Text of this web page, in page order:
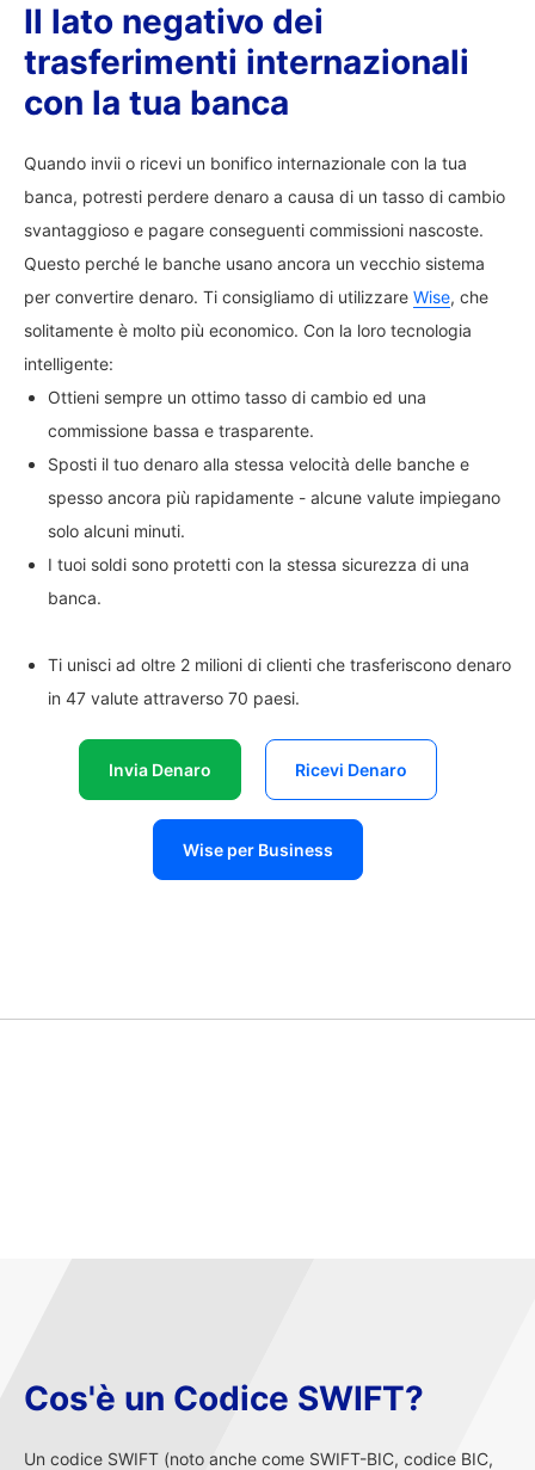
Il lato negativo dei
trasferimenti internazionali
con la tua banca
Quando invii o ricevi un bonifico internazionale con la tua
banca, potresti perdere denaro a causa di un tasso di cambio
svantaggioso e pagare conseguenti commissioni nascoste.
Questo perché le banche usano ancora un vecchio sistema
per convertire denaro. Ti consigliamo di utilizzare Wise, che
solitamente è molto più economico. Con la loro tecnologia
intelligente:
Ottieni sempre un ottimo tasso di cambio ed una
commissione bassa e trasparente.
Sposti il tuo denaro alla stessa velocità delle banche e
spesso ancora più rapidamente - alcune valute impiegano
solo alcuni minuti.
I tuoi soldi sono protetti con la stessa sicurezza di una
banca.
Ti unisci ad oltre 2 milioni di clienti che trasferiscono denaro
in 47 valute attraverso 70 paesi.
Invia Denaro Ricevi Denaro
Wise per Business
Cos'è un Codice SWIFT?
Un codice SWIFT (noto anche come SWIFT-BIC, codice BIC,